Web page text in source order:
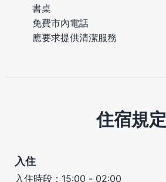
書桌
免費市內電話
應要求提供清潔服務
住宿規定
入住
入住時段：15:00 - 02:00